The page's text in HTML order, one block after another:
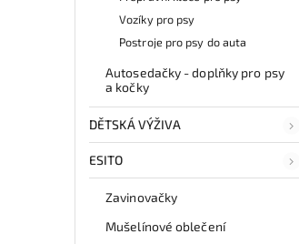
Vozíky pro psy
Postroje pro psy do auta
Autosedačky - doplňky pro psy
a kočky
DĚTSKÁ VÝŽIVA
ESITO
Zavinovačky
Mušelínové oblečení